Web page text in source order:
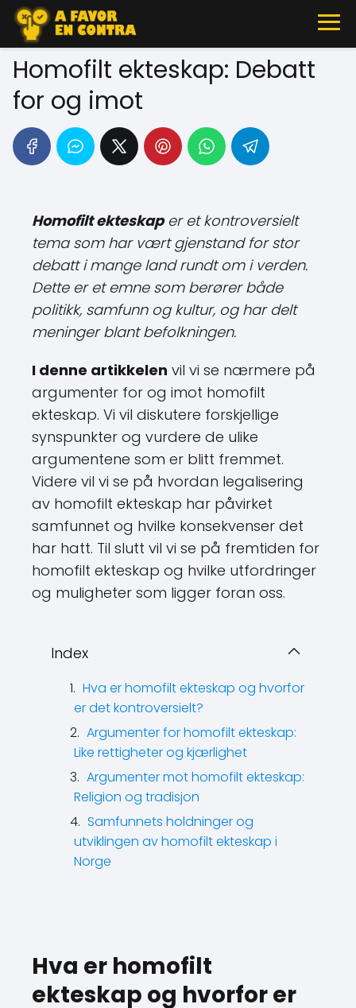
Homofilt ekteskap: Debatt
for og imot
Homofilt ekteskaper et kontroversielt
tema som har vært gjenstand for stor
debatt i mange land rundt om i verden.
Dette er et emne som berører både
politikk, samfunn og kultur, og har delt
meninger blant befolkningen.
I denne artikkelen vil vi se nærmere på
argumenter for og imot homofilt
ekteskap. Vi vil diskutere forskjellige
synspunkter og vurdere de ulike
argumentene som er blitt fremmet.
Videre vil vi se på hvordan legalisering
av homofilt ekteskap har påvirket
samfunnet og hvilke konsekvenser det
har hatt. Til slutt vil vi se på fremtiden for
homofilt ekteskap og hvilke utfordringer
og muligheter som ligger foran oss.
Index
Hva er homofilt ekteskap og hvorfor
er det kontroversielt?
Argumenter for homofilt ekteskap:
Like rettigheter og kjærlighet
Argumenter mot homofilt ekteskap:
Religion og tradisjon
Samfunnets holdninger og
utviklingen av homofilt ekteskap i
Norge
Hva er homofilt
ekteskap og hvorfor er